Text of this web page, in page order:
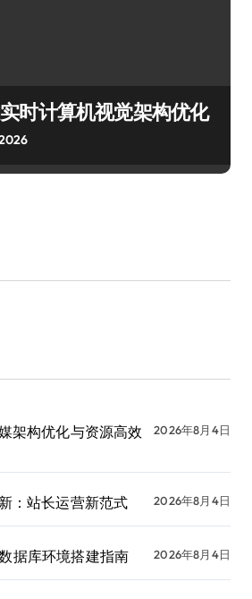
时计算机视觉架构优化
架构优化与资源高效
2026年8月4日
：站长运营新范式 2026年8月4日
据库环境搭建指南 2026年8月4日